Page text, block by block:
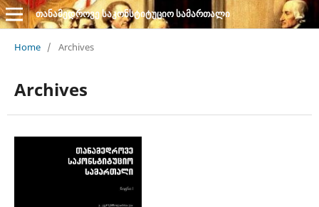
თანამედროვე საკონსტიტუციო სამართალი
Home / Archives
Archives